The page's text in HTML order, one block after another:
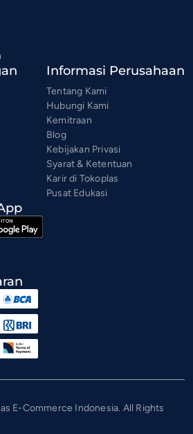
Informasi Perusahaan
Tentang Kami
Hubungi Kami
Kemitraan
Blog
Kebijakan Privasi
Syarat & Ketentuan
Karir di Tokoplas
Pusat Edukasi
E-Commerce Indonesia. All Rights